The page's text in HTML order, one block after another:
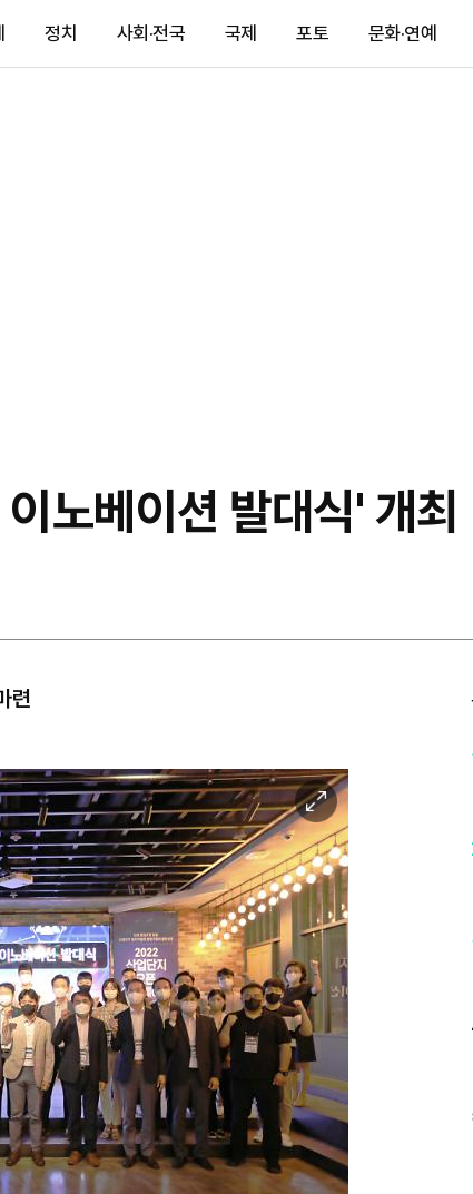
정치 사회·전국 국제 포토 문화·연예
노베이션 발대식' 개최
련
이
미
지
확
대